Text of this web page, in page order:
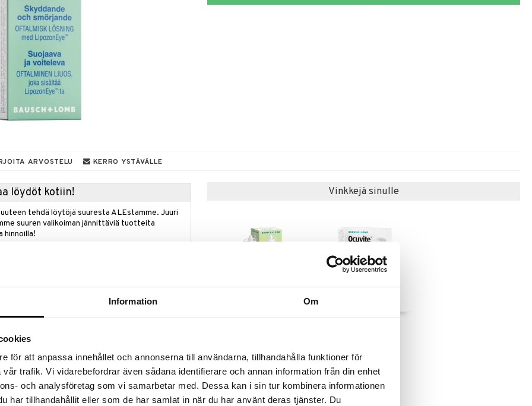
Information Om
för att anpassa innehållet och annonserna till användarna, tillhandahålla funktioner för
trafik. Vi vidarebefordrar även sådana identifierare och annan information från din enhet
och analysföretag som vi samarbetar med. Dessa kan i sin tur kombinera informationen
har tillhandahållit eller som de har samlat in när du har använt deras tjänster. Du
ARVOSTELU KERRO YSTÄVÄLLE
löydöt kotiin!
tehdä löytöjä suuresta ALEstamme. Juuri
suuren valikoiman jännittäviä tuotteita
hinnoilla!
paranemisprosessia. Desodrop on suojaava ja
vähentää Desodropin avulla bakteerien kykyä
hajoamista. Sisältö auttaa stabiloimaan
haihtumista ja varmistaa välittömän helpotuksen.
Vinkkejä sinulle
10,49 € 19,98 €